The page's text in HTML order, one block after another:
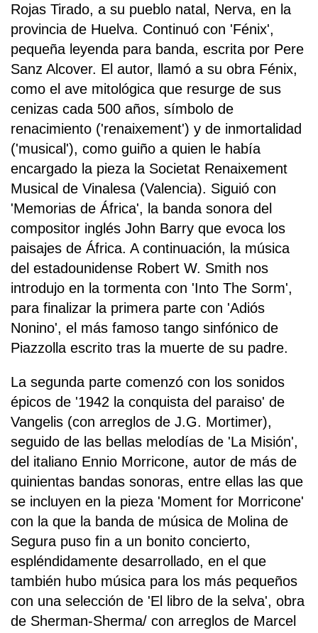
Rojas Tirado, a su pueblo natal, Nerva, en la
provincia de Huelva. Continuó con 'Fénix',
pequeña leyenda para banda, escrita por Pere
Sanz Alcover. El autor, llamó a su obra Fénix,
como el ave mitológica que resurge de sus
cenizas cada 500 años, símbolo de
renacimiento ('renaixement') y de inmortalidad
('musical'), como guiño a quien le había
encargado la pieza la Societat Renaixement
Musical de Vinalesa (Valencia). Siguió con
'Memorias de África', la banda sonora del
compositor inglés John Barry que evoca los
paisajes de África. A continuación, la música
del estadounidense Robert W. Smith nos
introdujo en la tormenta con 'Into The Sorm',
para finalizar la primera parte con 'Adiós
Nonino', el más famoso tango sinfónico de
Piazzolla escrito tras la muerte de su padre.
La segunda parte comenzó con los sonidos
épicos de '1942 la conquista del paraiso' de
Vangelis (con arreglos de J.G. Mortimer),
seguido de las bellas melodías de 'La Misión',
del italiano Ennio Morricone, autor de más de
quinientas bandas sonoras, entre ellas las que
se incluyen en la pieza 'Moment for Morricone'
con la que la banda de música de Molina de
Segura puso fin a un bonito concierto,
espléndidamente desarrollado, en el que
también hubo música para los más pequeños
con una selección de 'El libro de la selva', obra
de Sherman-Sherma/ con arreglos de Marcel